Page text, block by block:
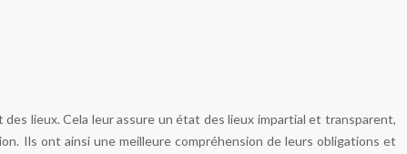
lieux. Cela leur assure un état des lieux impartial et transparent,
Ils ont ainsi une meilleure compréhension de leurs obligations et